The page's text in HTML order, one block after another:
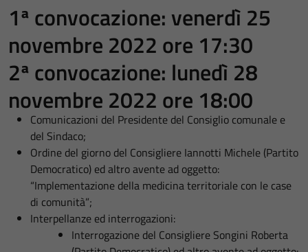
1ª convocazione: venerdì 25
novembre 2022 ore 17:30
2ª convocazione: lunedì 28
novembre 2022 ore 18:00
Comunicazioni del Presidente del Consiglio comunale e
del Sindaco;
Ordine del giorno del Consigliere Iannotti Michele (Partito
Democratico) ed altro avente ad oggetto:
“Implementazione della medicina territoriale con le case
di comunità”;
Interpellanze ed interrogazioni:
Interrogazione del Consigliere Songini Roberta